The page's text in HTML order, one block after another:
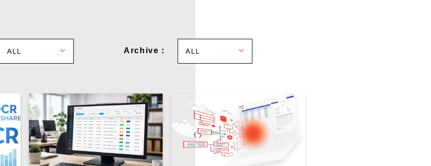
ALL Archive： ALL